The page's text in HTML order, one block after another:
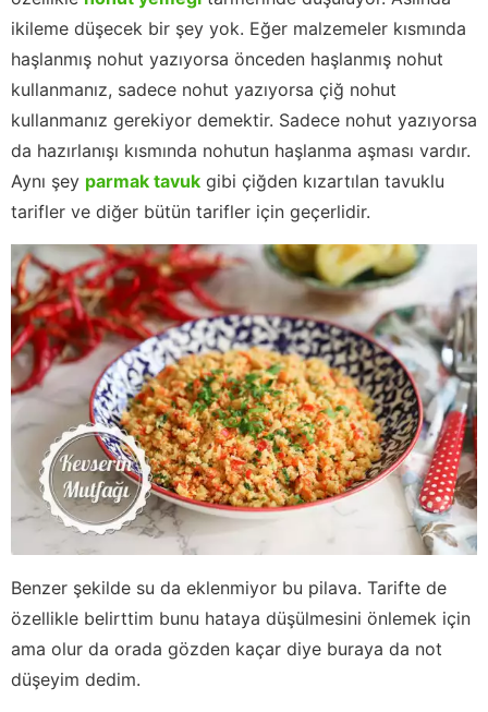
ikileme düşecek bir şey yok. Eğer malzemeler kısmında
haşlanmış nohut yazıyorsa önceden haşlanmış nohut
kullanmanız, sadece nohut yazıyorsa çiğ nohut
kullanmanız gerekiyor demektir. Sadece nohut yazıyorsa
da hazırlanışı kısmında nohutun haşlanma aşması vardır.
Aynı şey parmak tavuk gibi çiğden kızartılan tavuklu
tarifler ve diğer bütün tarifler için geçerlidir.
Benzer şekilde su da eklenmiyor bu pilava. Tarifte de
özellikle belirttim bunu hataya düşülmesini önlemek için
ama olur da orada gözden kaçar diye buraya da not
düşeyim dedim.